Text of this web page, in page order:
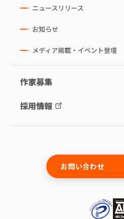
ニュースリリース
お知らせ
メディア掲載・イベント登壇
作家募集
採用情報
お問い合わせ